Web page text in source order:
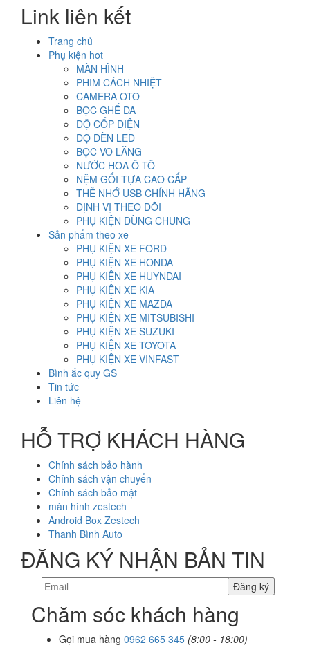
2.000.000₫.là:
1.200.000₫.
Link liên kết
Trang chủ
Phụ kiện hot
MÀN HÌNH
PHIM CÁCH NHIỆT
CAMERA OTO
BỌC GHẾ DA
ĐỘ CỐP ĐIỆN
ĐỘ ĐÈN LED
BỌC VÔ LĂNG
NƯỚC HOA Ô TÔ
NỆM GỐI TỰA CAO CẤP
THẺ NHỚ USB CHÍNH HÃNG
ĐỊNH VỊ THEO DÕI
PHỤ KIỆN DÙNG CHUNG
Sản phẩm theo xe
PHỤ KIỆN XE FORD
PHỤ KIỆN XE HONDA
PHỤ KIỆN XE HUYNDAI
PHỤ KIỆN XE KIA
PHỤ KIỆN XE MAZDA
PHỤ KIỆN XE MITSUBISHI
PHỤ KIỆN XE SUZUKI
PHỤ KIỆN XE TOYOTA
PHỤ KIỆN XE VINFAST
Bình ắc quy GS
Tin tức
Liên hệ
HỖ TRỢ KHÁCH HÀNG
Chính sách bảo hành
Chính sách vận chuyển
Chính sách bảo mật
màn hình zestech
Android Box Zestech
Thanh Bình Auto
ĐĂNG KÝ NHẬN BẢN TIN
Chăm sóc khách hàng
Gọi mua hàng 0962 665 345 (8:00 - 18:00)